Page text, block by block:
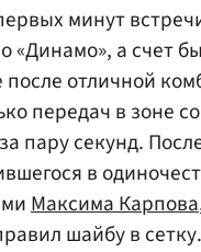
минут
«Динамо», а счет
после отличной
передач в зоне
пару секунд.
в
Максима Карпова
шайбу в сетку.